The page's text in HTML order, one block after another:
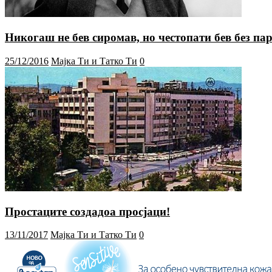
Никогаш не бев сиромав, но честопати бев без
25/12/2016 Мајка Ти и Татко Ти 0
Простаците создадоа просјаци!
13/11/2017 Мајка Ти и Татко Ти 0